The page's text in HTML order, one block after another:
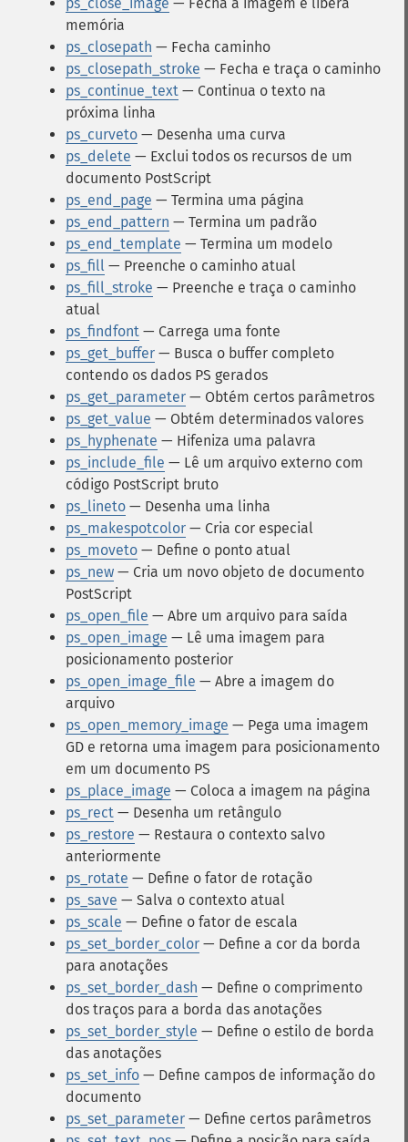
memória
ps_closepath — Fecha caminho
ps_closepath_stroke — Fecha e traça o caminho
ps_continue_text — Continua o texto na
próxima linha
ps_curveto — Desenha uma curva
ps_delete — Exclui todos os recursos de um
documento PostScript
ps_end_page — Termina uma página
ps_end_pattern — Termina um padrão
ps_end_template — Termina um modelo
ps_fill — Preenche o caminho atual
ps_fill_stroke — Preenche e traça o caminho
atual
ps_findfont — Carrega uma fonte
ps_get_buffer — Busca o buffer completo
contendo os dados PS gerados
ps_get_parameter — Obtém certos parâmetros
ps_get_value — Obtém determinados valores
ps_hyphenate — Hifeniza uma palavra
ps_include_file — Lê um arquivo externo com
código PostScript bruto
ps_lineto — Desenha uma linha
ps_makespotcolor — Cria cor especial
ps_moveto — Define o ponto atual
ps_new — Cria um novo objeto de documento
PostScript
ps_open_file — Abre um arquivo para saída
ps_open_image — Lê uma imagem para
posicionamento posterior
ps_open_image_file — Abre a imagem do
arquivo
ps_open_memory_image — Pega uma imagem
GD e retorna uma imagem para posicionamento
em um documento PS
ps_place_image — Coloca a imagem na página
ps_rect — Desenha um retângulo
ps_restore — Restaura o contexto salvo
anteriormente
ps_rotate — Define o fator de rotação
ps_save — Salva o contexto atual
ps_scale — Define o fator de escala
ps_set_border_color — Define a cor da borda
para anotações
ps_set_border_dash — Define o comprimento
dos traços para a borda das anotações
ps_set_border_style — Define o estilo de borda
das anotações
ps_set_info — Define campos de informação do
documento
ps_set_parameter — Define certos parâmetros